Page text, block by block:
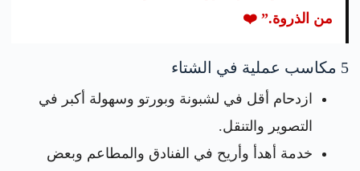
من الذروة.” ❤️
5 مكاسب عملية في الشتاء
ازدحام أقل في لشبونة وبورتو وسهولة أكبر في
التصوير والتنقل.
خدمة أهدأ وأريح في الفنادق والمطاعم وبعض